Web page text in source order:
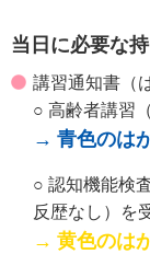
当日に必要な
講習通知書（
○ 高齢者講習
→ 青色のは
○ 認知機能検
反歴なし）を
→ 黄色のは